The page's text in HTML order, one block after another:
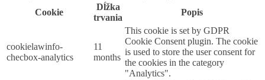
Cookie
Dĺžka
trvania
Popis
cookielawinfo-
checbox-analytics
11
months
This cookie is set by GDPR
Cookie Consent plugin. The cookie
is used to store the user consent for
the cookies in the category
"Analytics".